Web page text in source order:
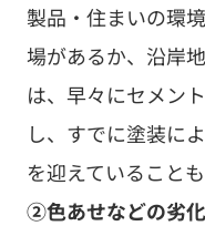
製品・住まいの環
場があるか、沿岸
は、早々にセメン
し、すでに塗装に
を迎えていることも
②色あせなどの劣